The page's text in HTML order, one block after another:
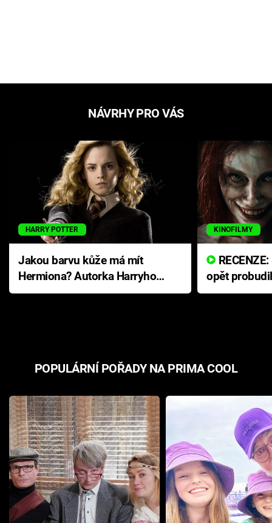
NÁVRHY PRO VÁS
HARRY POTTER
Jakou barvu kůže má mít
Hermiona? Autorka Harryho
Pottera přišla s ráznou
KINOFILMY
opět
přichází s
POPULÁRNÍ POŘADY NA PRIMA COOL